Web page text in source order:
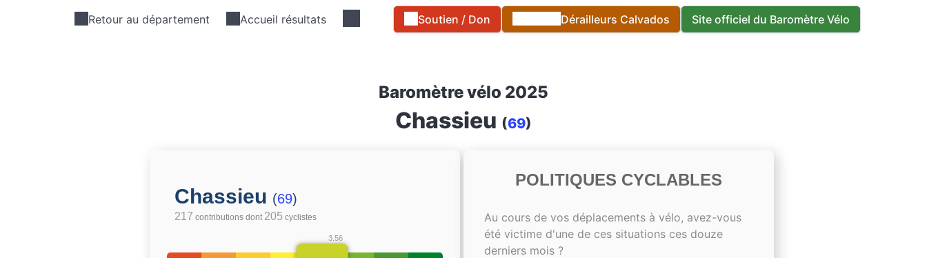
Retour au département Accueil résultats Soutien / Don Dérailleurs Calvados Site officiel du Baromètre Vélo
Baromètre vélo 2025
Chassieu (69)
Chassieu (69)
217 contributions dont 205 cyclistes
3.56
POLITIQUES CYCLABLES
Au cours de vos déplacements à vélo, avez-vous
été victime d'une de ces situations ces douze
derniers mois ?